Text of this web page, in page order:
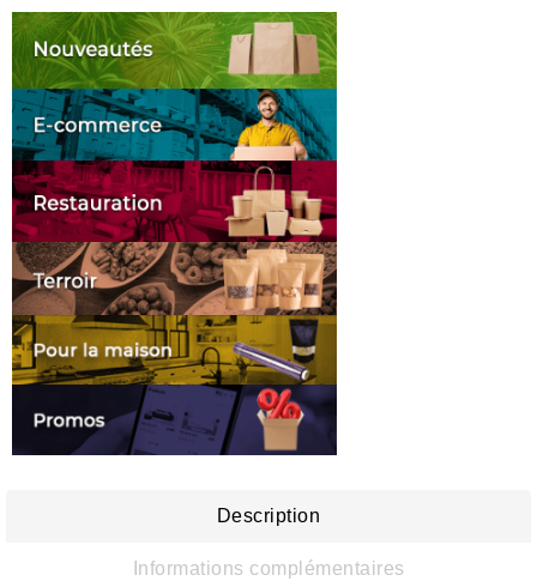
Description
Informations complémentaires